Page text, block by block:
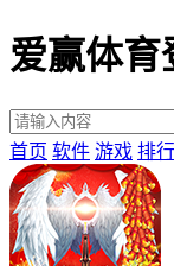
爱赢体育
首页 软件 游戏 排行